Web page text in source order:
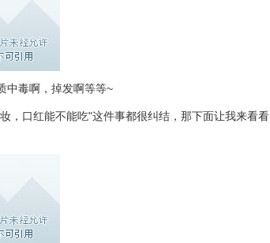
中毒啊，掉发啊等等~
，口红能不能吃"这件事都很纠结，那下面让我来看看